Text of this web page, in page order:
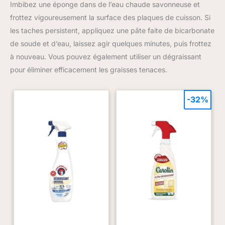
Imbibez une éponge dans de l’eau chaude savonneuse et
frottez vigoureusement la surface des plaques de cuisson. Si
les taches persistent, appliquez une pâte faite de bicarbonate
de soude et d’eau, laissez agir quelques minutes, puis frottez
à nouveau. Vous pouvez également utiliser un dégraissant
pour éliminer efficacement les graisses tenaces.
-32%